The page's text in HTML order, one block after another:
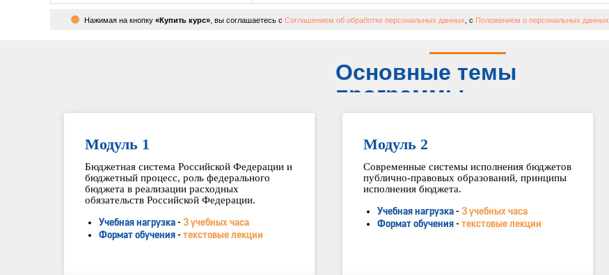
Нажимая на кнопку «Купить курс» , вы соглашаетесь с Соглашением об обработке персональных данных , с Положением о персональных данных
Основные темы
программы
Модуль 1
Бюджетная система Российской Федерации и
бюджетный процесс, роль федерального
бюджета в реализации расходных
обязательств Российской Федерации.
Учебная нагрузка - 3 учебных часа
Формат обучения - текстовые лекции
Модуль 2
Современные системы исполнения бюджетов
публично-правовых образований, принципы
исполнения бюджета.
Учебная нагрузка- 3 учебных часа
Формат обучения- текстовые лекции